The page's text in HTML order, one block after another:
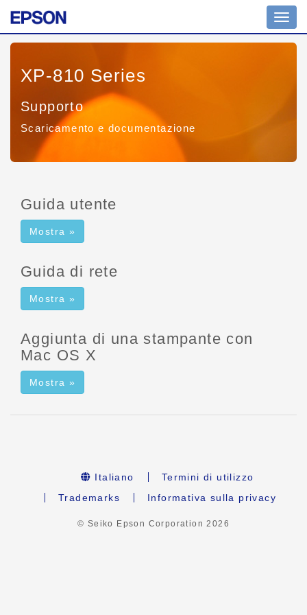
XP-810 Series
Supporto
Scaricamento e documentazione
Guida utente
Mostra »
Guida di rete
Mostra »
Aggiunta di una stampante con
Mac OS X
Mostra »
Italiano
Termini di utilizzo
Trademarks
Informativa sulla privacy
© Seiko Epson Corporation2026